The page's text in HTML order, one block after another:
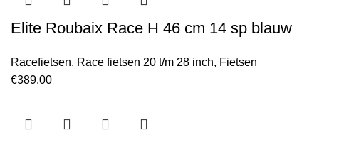
Elite Roubaix Race H 46 cm 14 sp blauw
Racefietsen, Race fietsen 20 t/m 28 inch, Fietsen
€389.00